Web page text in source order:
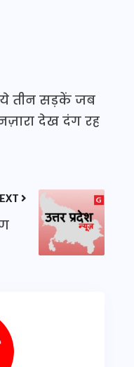
ये तीन सड़कें जब
नज़ारा देख दंग रह